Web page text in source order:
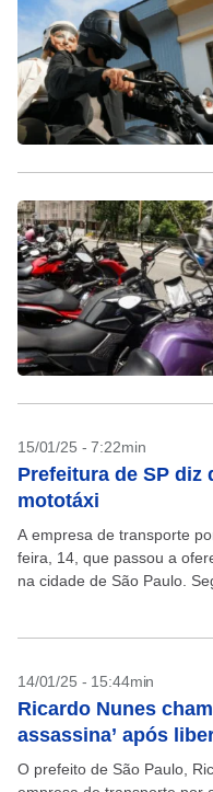
15/01/25 - 7:22min
Prefeitura de SP diz
mototáxi
A empresa de transporte
feira, 14, que passou a
na cidade de São Paulo.
14/01/25 - 15:44min
Ricardo Nunes
assassina’ após
O prefeito de São Paulo,